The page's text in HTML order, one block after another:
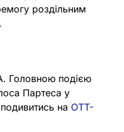
роздільним
Головною подією
Партеса у
на OTT-